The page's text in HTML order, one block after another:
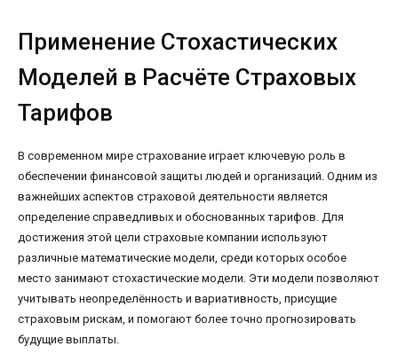
Применение Стохастических
Моделей в Расчёте Страховых
Тарифов
В современном мире страхование играет ключевую роль в
обеспечении финансовой защиты людей и организаций. Одним из
важнейших аспектов страховой деятельности является
определение справедливых и обоснованных тарифов. Для
достижения этой цели страховые компании используют
различные математические модели, среди которых особое
место занимают стохастические модели. Эти модели позволяют
учитывать неопределённость и вариативность, присущие
страховым рискам, и помогают более точно прогнозировать
будущие выплаты.